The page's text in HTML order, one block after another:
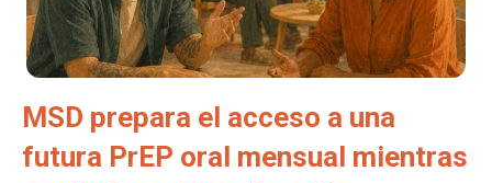
MSD prepara el acceso a una
futura PrEP oral mensual mientras